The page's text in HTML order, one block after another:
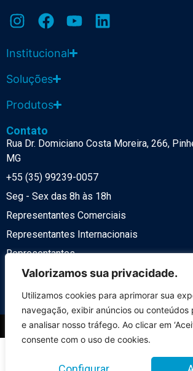
Valorizamos sua privacidade.
Utilizamos cookies para aprimorar sua
navegação, exibir anúncios ou conteúdos
e analisar nosso tráfego. Ao clicar em
consente com o uso de cookies.
Institucional
Soluções
Produtos
Contato
Rua Dr. Domiciano Costa Moreira, 266,
MG
+55 (35) 99239-0057
Seg - Sex das 8h às 18h
Representantes Comerciais
Representantes Internacionais
Representantes
Política de Privacidade
LGPD
© 2026 Desenvolvido porNeST
Item Nº 2 da lista